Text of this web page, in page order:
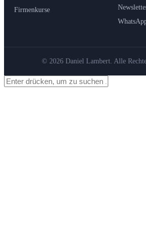
Firmenkurse
© 2026 Daniel Lambert. Alle